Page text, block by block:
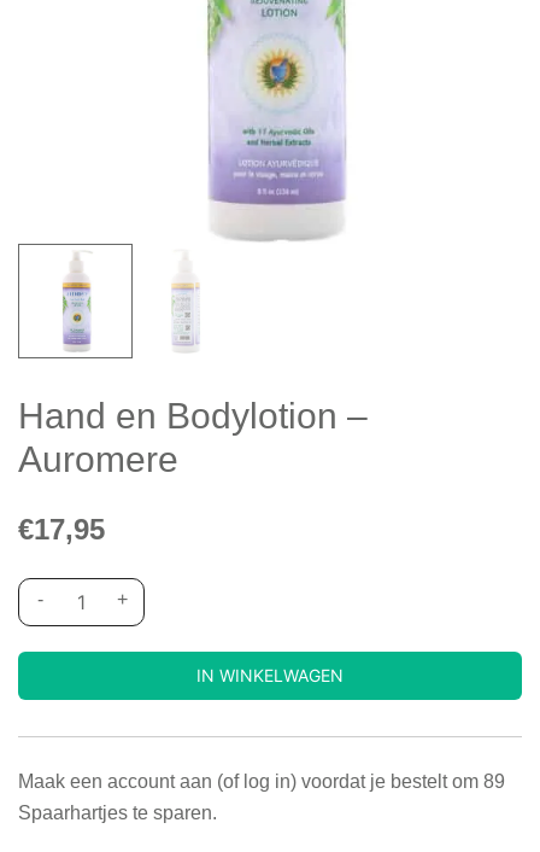
Hand en Bodylotion –
Auromere
€17,95
- +
IN WINKELWAGEN
Maak een account aan (of log in) voordat je bestelt om 89
Spaarhartjes te sparen.